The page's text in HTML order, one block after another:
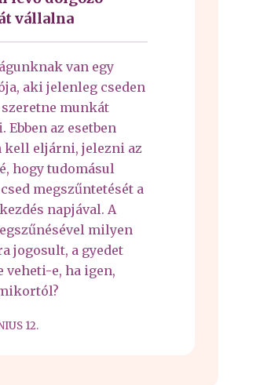
vállalna
van egy
aki jelenleg cseden
szeretne munkát
Ebben az esetben
kell eljárni, jelezni az
hogy tudomásul
megszűntetését a
napjával. A
milyen
jogosult, a gyedet
veheti-e, ha igen,
12.